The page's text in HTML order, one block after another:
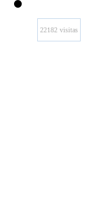
22182 visitas